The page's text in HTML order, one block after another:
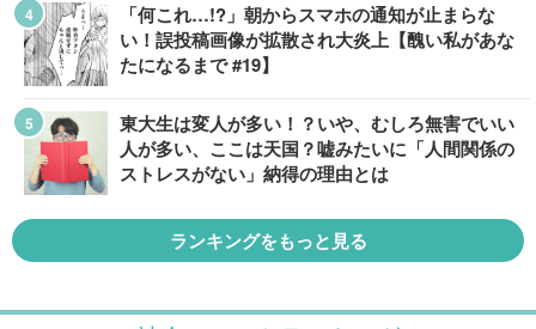
「何これ…!?」朝からスマホの通知が止まらな
い！誤投稿画像が拡散され大炎上【醜い私があな
たになるまで #19】
東大生は変人が多い！？いや、むしろ無害でいい
人が多い、ここは天国？嘘みたいに「人間関係の
ストレスがない」納得の理由とは
ランキングをもっと見る